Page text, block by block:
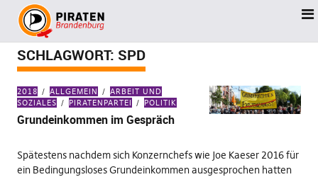
SCHLAGWORT: SPD
2018 ALLGEMEIN
ARBEIT UND
SOZIALES
PIRATENPARTEI POLITIK
Grundeinkommen im Gespräch
Spätestens nachdem sich Konzernchefs wie Joe Kaeser 2016 für
ein Bedingungsloses Grundeinkommen ausgesprochen hatten